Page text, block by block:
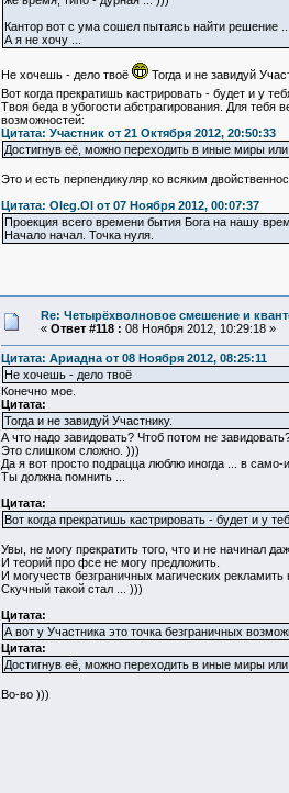
Кантор вот с ума сошел пытаясь найти решение
А я не хочу ...
Не хочешь - дело твоё
Тогда и не завидуй
Вот когда прекратишь кастрировать - будет и у
Твоя беда в убогости абстрагирования. Для тебя
возможностей:
Цитата: Участник от 21 Октября 2012, 20:50:33
Достигнув её, можно переходить в иные миры
Это и есть перпендикуляр ко всяким
Цитата: Oleg.Ol от 07 Ноября 2012, 00:07:37
Проекция всего времени бытия Бога на нашу
Начало начал. Точка нуля.
Re: Четырёхволновое смешение и
« Ответ #118 : 08 Ноября 2012, 10:29:18 »
Цитата: Ариадна от 08 Ноября 2012, 08:25:11
Не хочешь - дело твоё
Конечно мое.
Цитата:
Тогда и не завидуй Участнику.
А что надо завидовать? Чтоб потом не
Это слишком сложно. )))
Да я вот просто подрацца люблю иногда ... в само-
Ты должна помнить ...
Цитата:
Вот когда прекратишь кастрировать - будет и у
Увы, не могу прекратить того, что и не начинал
И теорий про фсе не могу предложить.
И могучеств безграничных магических рекламить
Скучный такой стал ... )))
Цитата:
А вот у Участника это точка безграничных
Цитата:
Достигнув её, можно переходить в иные миры
Во-во )))